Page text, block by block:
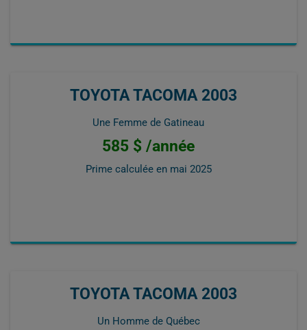
TOYOTA TACOMA 2003
Une Femme de Gatineau
585 $ /année
Prime calculée en mai 2025
TOYOTA TACOMA 2003
Un Homme de Québec